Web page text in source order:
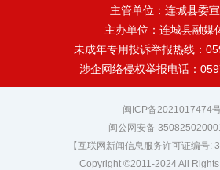
主管单位：连城县委
主办单位：连城县融媒
未成年专用投诉举报热线：
涉企网络侵权举报电话：
闽ICP备2021017474
闽公网安备
【互联网新闻信息服务许可证编号:
Copyright ©2011-2024 All